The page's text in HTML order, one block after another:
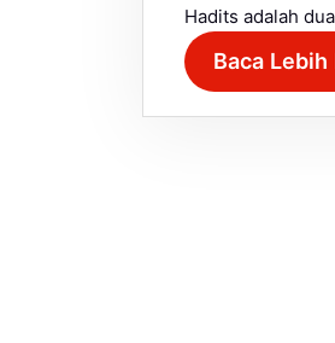
Hadits adalah
Baca